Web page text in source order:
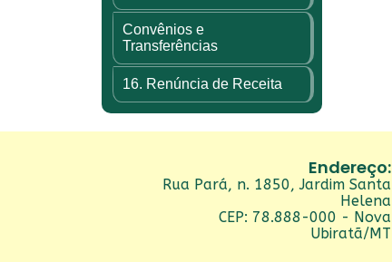
Convênios e
Transferências
16. Renúncia de Receita
Endereço:
Rua Pará, n. 1850, Jardim Santa
Helena
CEP: 78.888-000 - Nova
Ubiratã/MT